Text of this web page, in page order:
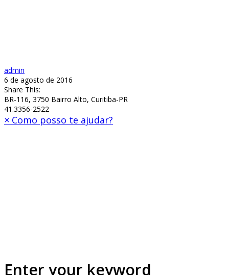
admin
6 de agosto de 2016
Share This:
BR-116, 3750 Bairro Alto, Curitiba-PR
41.3356-2522
× Como posso te ajudar?
Enter your keyword